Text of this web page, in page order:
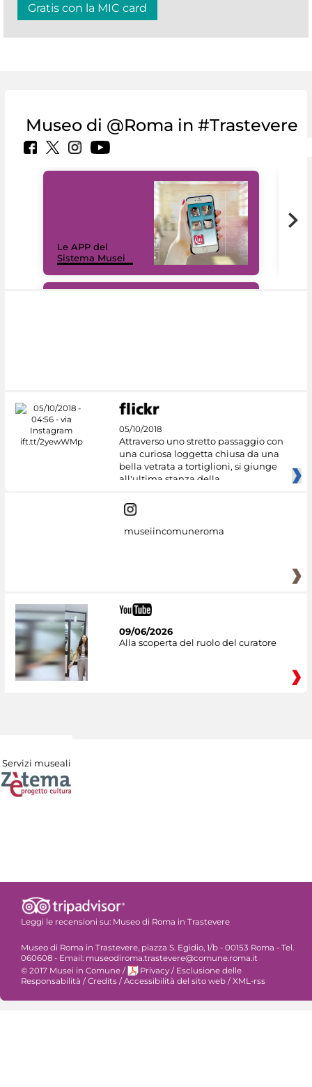
Gratis con la MIC card
Museo di @Roma in #Trastevere
Le APP del
Sistema Musei
05/10/2018
Attraverso uno stretto passaggio con
una curiosa loggetta chiusa da una
bella vetrata a tortiglioni, si giunge
all'ultima stanza della
museiincomuneroma
09/06/2026
Alla scoperta del ruolo del curatore
Servizi museali
Leggi le recensioni su: Museo di Roma in Trastevere
Museo di Roma in Trastevere, piazza S. Egidio, 1/b - 00153 Roma - Tel.
060608 - Email: museodiroma.trastevere@comune.roma.it
© 2017 Musei in Comune / Privacy / Esclusione delle
Responsabilità / Credits / Accessibilità del sito web / XML-rss